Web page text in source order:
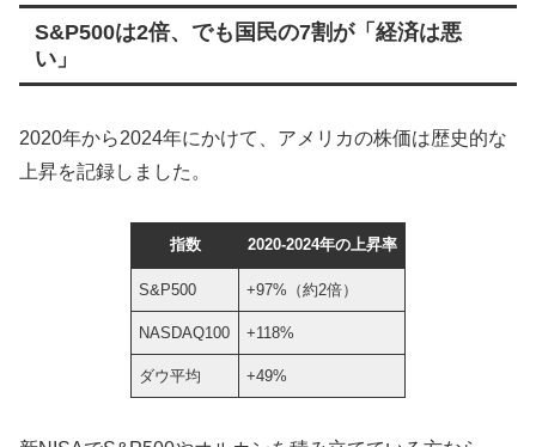
S&P500は2倍、でも国民の7割が「経済は悪
い」
2020年から2024年にかけて、アメリカの株価は歴史的な
上昇を記録しました。
指数 2020-2024年の上昇率
S&P500 +97%（約2倍）
NASDAQ100 +118%
ダウ平均 +49%